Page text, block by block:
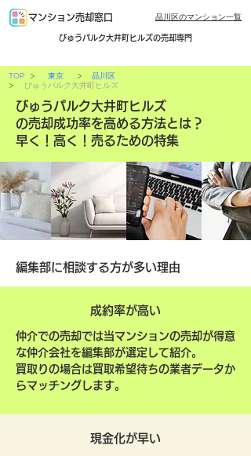
マンション売却窓口 品川区のマンション一覧
びゅうパルク大井町ヒルズの売却専門
TOP > 東京
>
>
びゅうパルク大井町ヒルズ
品川区
びゅうパルク大井町ヒルズ
の売却成功率を高める方法とは？
早く！高く！売るための特集
編集部に相談する方が多い理由
成約率が高い
仲介での売却では当マンションの売却が得意
な仲介会社を編集部が選定して紹介。
買取りの場合は買取希望待ちの業者データか
らマッチングします。
現金化が早い